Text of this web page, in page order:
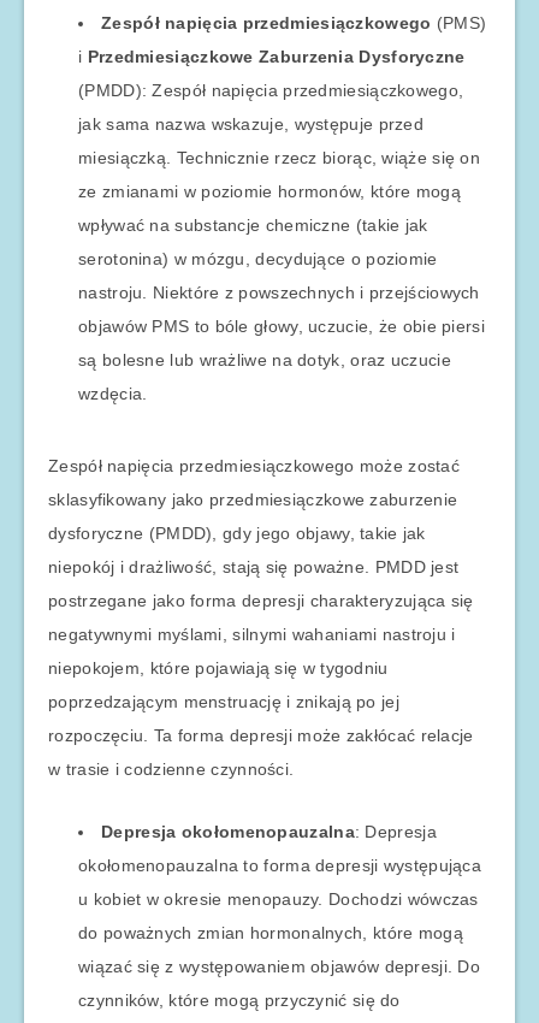
Zespół napięcia przedmiesiączkowego (PMS)
i Przedmiesiączkowe Zaburzenia Dysforyczne
(PMDD): Zespół napięcia przedmiesiączkowego,
jak sama nazwa wskazuje, występuje przed
miesiączką. Technicznie rzecz biorąc, wiąże się on
ze zmianami w poziomie hormonów, które mogą
wpływać na substancje chemiczne (takie jak
serotonina) w mózgu, decydujące o poziomie
nastroju. Niektóre z powszechnych i przejściowych
objawów PMS to bóle głowy, uczucie, że obie piersi
są bolesne lub wrażliwe na dotyk, oraz uczucie
wzdęcia.
Zespół napięcia przedmiesiączkowego może zostać
sklasyfikowany jako przedmiesiączkowe zaburzenie
dysforyczne (PMDD), gdy jego objawy, takie jak
niepokój i drażliwość, stają się poważne. PMDD jest
postrzegane jako forma depresji charakteryzująca się
negatywnymi myślami, silnymi wahaniami nastroju i
niepokojem, które pojawiają się w tygodniu
poprzedzającym menstruację i znikają po jej
rozpoczęciu. Ta forma depresji może zakłócać relacje
w trasie i codzienne czynności.
Depresja okołomenopauzalna: Depresja
okołomenopauzalna to forma depresji występująca
u kobiet w okresie menopauzy. Dochodzi wówczas
do poważnych zmian hormonalnych, które mogą
wiązać się z występowaniem objawów depresji. Do
czynników, które mogą przyczynić się do